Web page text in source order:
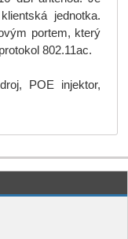
jednotka.
portem, který
802.11ac.
POE injektor,